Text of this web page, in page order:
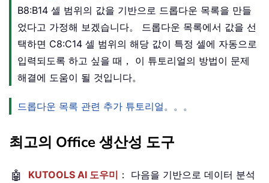
B8:B14 셀 범위의 값을 기반으로 드롭다운 목록을 만들
었다고 가정해 보겠습니다。 드롭다운 목록에서 값을 선
택하면 C8:C14 셀 범위의 해당 값이 특정 셀에 자동으로
입력되도록 하고 싶을 때， 이 튜토리얼의 방법이 문제
해결에 도움이 될 것입니다。
드롭다운 목록 관련 추가 튜토리얼。。。
최고의 Office 생산성 도구
🤖 KUTOOLS AI 도우미 ： 다음을 기반으로 데이터 분석